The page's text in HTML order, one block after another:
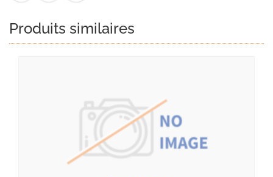
Produits similaires